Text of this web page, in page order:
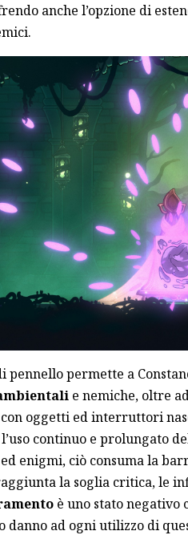
anche l’opzione di
pennello permette a
e nemiche, oltre
oggetti ed interruttori
continuo e prolungato
ed enigmi, ciò consuma la
la soglia critica, le
è uno stato negativo
danno ad ogni utilizzo di